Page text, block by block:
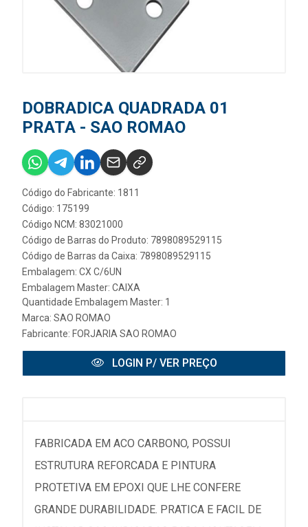
DOBRADICA QUADRADA 01
PRATA - SAO ROMAO
Código do Fabricante: 1811
Código: 175199
Código NCM: 83021000
Código de Barras do Produto: 7898089529115
Código de Barras da Caixa: 7898089529115
Embalagem: CX C/6UN
Embalagem Master: CAIXA
Quantidade Embalagem Master: 1
Marca: SAO ROMAO
Fabricante: FORJARIA SAO ROMAO
LOGIN P/ VER PREÇO
FABRICADA EM ACO CARBONO, POSSUI
ESTRUTURA REFORCADA E PINTURA
PROTETIVA EM EPOXI QUE LHE CONFERE
GRANDE DURABILIDADE. PRATICA E FACIL DE